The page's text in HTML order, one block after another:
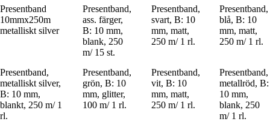
Presentband
10mmx250m
metalliskt silver
Presentband,
ass. färger,
B: 10 mm,
blank, 250
m/ 15 st.
Presentband,
svart, B: 10
mm, matt,
250 m/ 1 rl.
Presentband,
blå, B: 10
mm, matt,
250 m/ 1 rl.
Presentband,
metalliskt silver,
B: 10 mm,
blankt, 250 m/ 1
rl.
Presentband,
grön, B: 10
mm, glitter,
100 m/ 1 rl.
Presentband,
vit, B: 10
mm, matt,
250 m/ 1 rl.
Presentband,
metallröd, B:
10 mm,
blank, 250
m/ 1 rl.